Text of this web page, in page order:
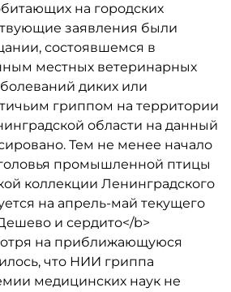
на городских
заявления были
состоявшемся в
местных ветеринарных
диких или
гриппом на территории
области на данный
Тем не менее начало
промышленной птицы
коллекции Ленинградского
на апрель-май текущего
и сердито</b>
на приближающуюся
что НИИ гриппа
медицинских наук не